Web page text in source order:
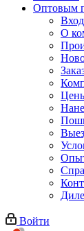
Оптовым
О
Войти